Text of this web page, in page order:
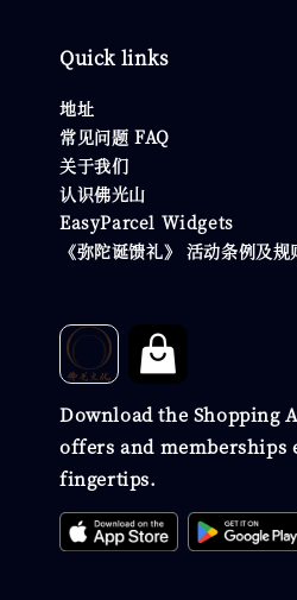
Quick links
地址
常见问题 FAQ
关于我们
认识佛光山
EasyParcel Widgets
《弥陀诞馈礼》 活动条例及规
Download the Shopping
offers and memberships
fingertips.